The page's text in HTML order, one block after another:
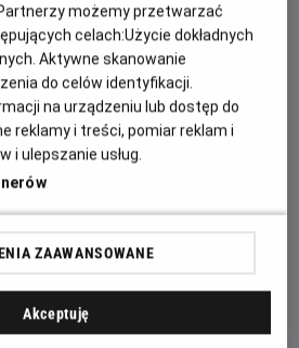
mają najważniejsze – siebie
podróż stanie się dla nich drogą ku
początkowi.
bilet
indywidualny
osób)
21,90 ZŁ
możemy przetwarzać
celach:Użycie dokładnych
Aktywne skanowanie
do celów identyfikacji.
na urządzeniu lub dostęp do
reklamy i treści, pomiar reklam i
i ulepszanie usług.
ZAAWANSOWANE
Akceptuję